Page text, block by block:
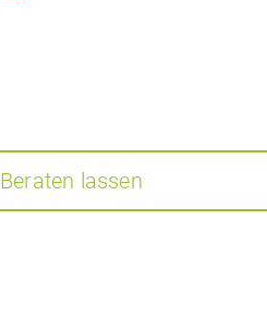
Beraten lassen